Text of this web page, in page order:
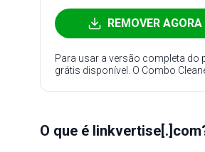
REMOVER
Para usar a versão completa do
grátis disponível. O Combo
O que é